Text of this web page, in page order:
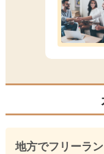
地方でフリーラ